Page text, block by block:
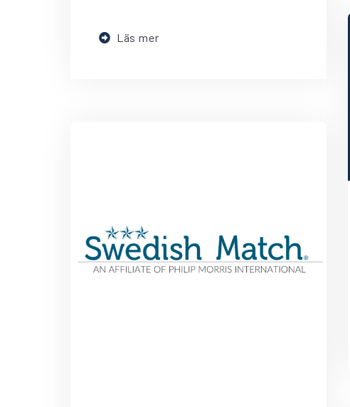
Läs mer